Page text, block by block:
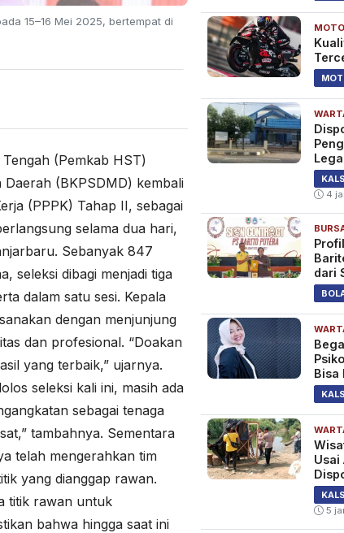
15–16 Mei 2025, bertempat di
(Pemkab HST)
(BKPSDMD) kembali
(PPPK) Tahap II, sebagai
selama dua hari,
Sebanyak 847
seleksi dibagi menjadi tiga
dalam satu sesi. Kepala
dengan menjunjung
dan profesional. “Doakan
yang terbaik,” ujarnya.
seleksi kali ini, masih ada
sebagai tenaga
tambahnya. Sementara
telah mengerahkan tim
yang dianggap rawan.
titik rawan untuk
bahwa hingga saat ini
4
dari
Bisa
Usai
5